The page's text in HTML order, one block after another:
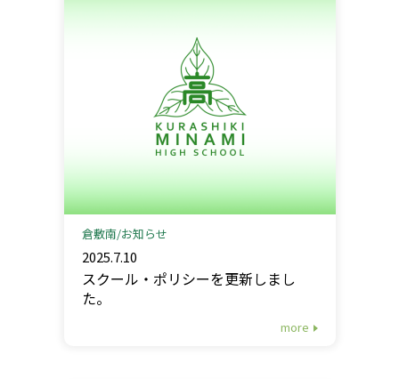
倉敷南 お知らせ
2025.7.10
スクール・ポリシーを更新しまし
た。
more